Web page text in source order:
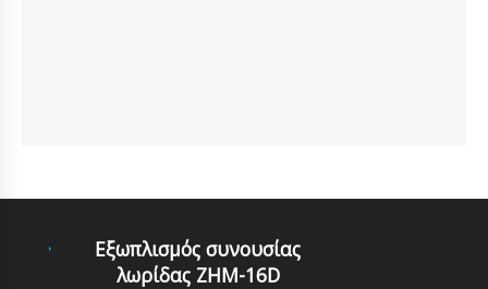
Εξωπλισμός συνουσίας
λωρίδας ZHM-16D